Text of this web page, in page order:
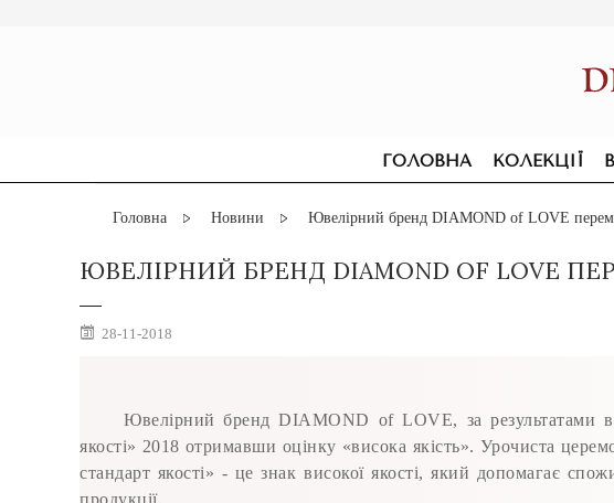
ГОЛОВНА КОЛЕКЦІЇ
ДЛЯ ЗАРУЧИН
СЕРЕЖКИ
Головна Новини Ювелірний бренд DIAMOND of LOVE
ЮВЕЛІРНИЙ БРЕНД DIAMOND OF LOVE
28-11-2018
Ювелірний бренд DIAMOND of LOVE, за результатами
якості» 2018 отримавши оцінку «висока якість». Урочиста
стандарт якості» - це знак високої якості, який допомагає